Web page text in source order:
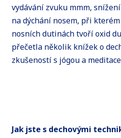
vydávání zvuku mmm,
na dýchání nosem, při
nosních dutinách tvoří oxid
přečetla několik knížek o
zkušeností s jógou a
Jak jste s dechovými